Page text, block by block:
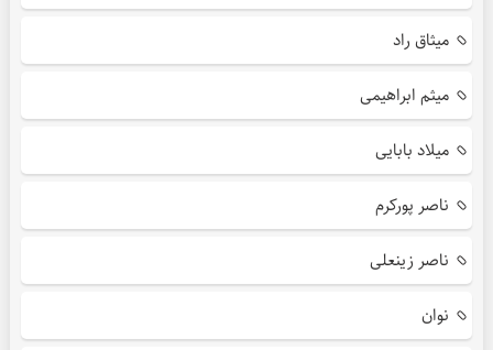
میثاق راد
میثم ابراهیمی
میلاد بابایی
ناصر پورکرم
ناصر زینعلی
نوان